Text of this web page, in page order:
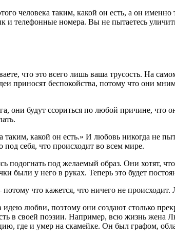
человека таким, какой он есть, а он
телефонные номера. Вы не пытаетесь
что это всего лишь ваша трусость. На
приносят беспокойства, потому что они
они будут ссориться по любой причине, что
какой он есть.» И любовь никогда не
под себя, что происходит во всем мире.
подогнать под желаемый образ. Они хотят,
были у него в руках. Теперь это будет
что кажется, что ничего не происходит.
любви, поэтому они создают столько
в своей поэзии. Например, всю жизнь жена
где и умер на скамейке. Он был графом,